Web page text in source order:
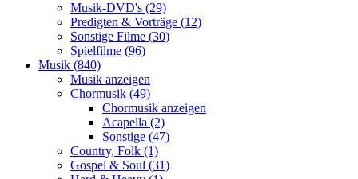
Musik-DVD's (29)
Predigten & Vorträge (12)
Sonstige Filme (30)
Spielfilme (96)
Musik (840)
Musik anzeigen
Chormusik (49)
Chormusik anzeigen
Acapella (2)
Sonstige (47)
Country, Folk (1)
Gospel & Soul (31)